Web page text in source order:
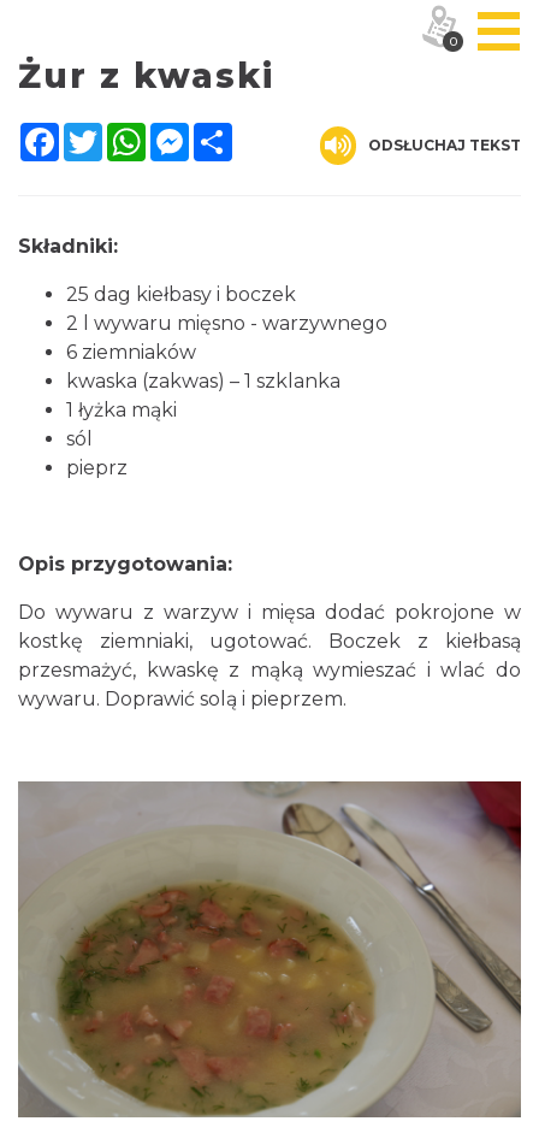
Żur z kwaski
Facebook
TwitterWhatsAppMessenger
ODSŁUCHAJ TEKST
Składniki:
25 dag kiełbasy i boczek
2 l wywaru mięsno - warzywnego
6 ziemniaków
kwaska (zakwas) – 1 szklanka
1 łyżka mąki
sól
pieprz
Opis przygotowania:
Do wywaru z warzyw i mięsa dodać pokrojone w
kostkę ziemniaki, ugotować. Boczek z kiełbasą
przesmażyć, kwaskę z mąką wymieszać i wlać do
wywaru. Doprawić solą i pieprzem.
0